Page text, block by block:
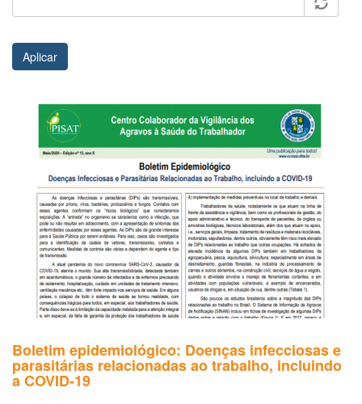
Aplicar
Boletim epidemiológico: Doenças infecciosas e
parasitárias relacionadas ao trabalho, incluindo
a COVID-19